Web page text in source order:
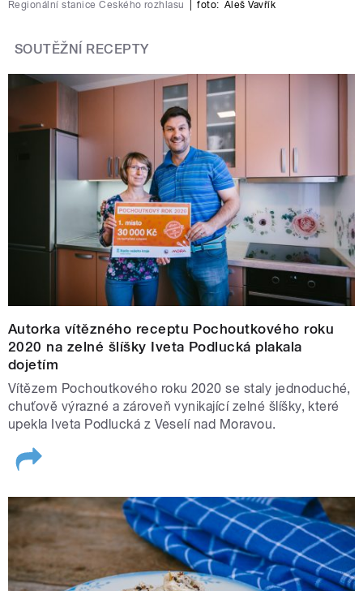
Regionální stanice Českého rozhlasu foto: Aleš Vavřík
SOUTĚŽNÍ RECEPTY
Autorka vítězného receptu Pochoutkového roku
2020 na zelné šlíšky Iveta Podlucká plakala
dojetím
Vítězem Pochoutkového roku 2020 se staly jednoduché,
chuťově výrazné a zároveň vynikající zelné šlíšky, které
upekla Iveta Podlucká z Veselí nad Moravou.